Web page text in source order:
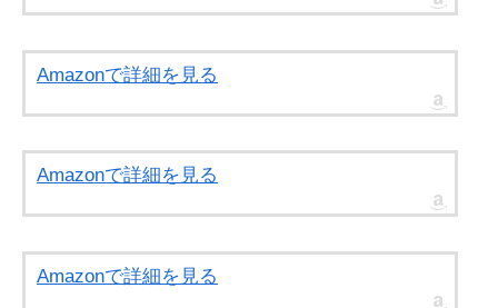
Amazonで詳細を見る
Amazonで詳細を見る
Amazonで詳細を見る